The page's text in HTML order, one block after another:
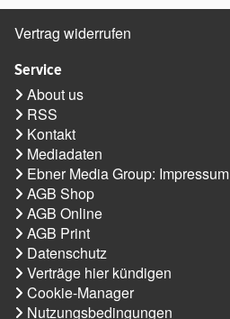
Vertrag widerrufen
Service
About us
RSS
Kontakt
Mediadaten
Ebner Media Group: Impressum
AGB Shop
AGB Online
AGB Print
Datenschutz
Verträge hier kündigen
Cookie-Manager
Nutzungsbedingungen